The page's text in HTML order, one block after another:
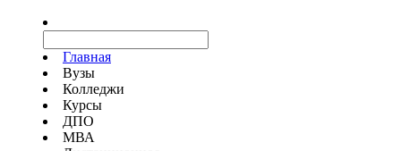
Главная
Вузы
Колледжи
Курсы
ДПО
МВА